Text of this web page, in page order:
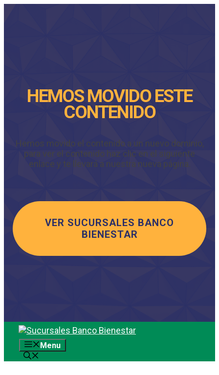
HEMOS MOVIDO ESTE
CONTENIDO
Hemos movido el contenido a un nuevo dominio,
para ver el contenido haz clic en el siguiente
enlace y te llevará a nuestra nueva página.
VER SUCURSALES BANCO
BIENESTAR
Saltar
contenidoMenu